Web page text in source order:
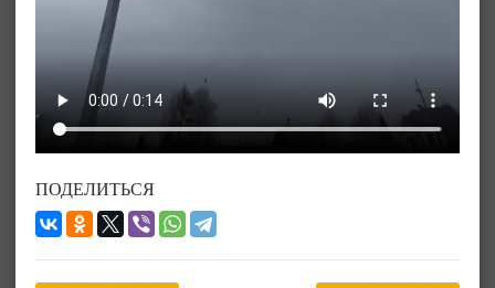
ПОДЕЛИТЬСЯ